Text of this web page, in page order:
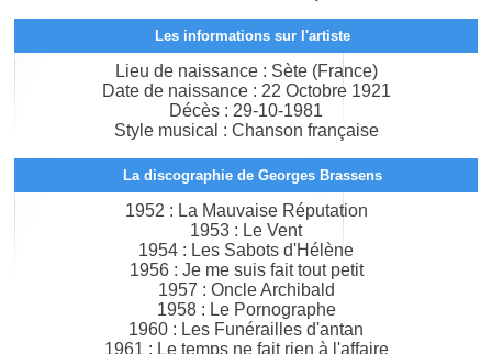
Les informations sur l'artiste
Lieu de naissance : Sète (France)
Date de naissance : 22 Octobre 1921
Décès : 29-10-1981
Style musical : Chanson française
La discographie de Georges Brassens
1952 : La Mauvaise Réputation
1953 : Le Vent
1954 : Les Sabots d'Hélène
1956 : Je me suis fait tout petit
1957 : Oncle Archibald
1958 : Le Pornographe
1960 : Les Funérailles d'antan
1961 : Le temps ne fait rien à l'affaire